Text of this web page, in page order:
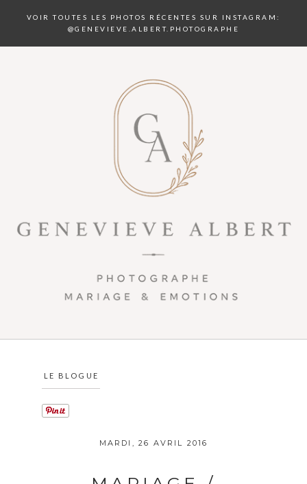
VOIR TOUTES LES PHOTOS RÉCENTES SUR INSTAGRAM:
@GENEVIEVE.ALBERT.PHOTOGRAPHE
LE BLOGUE
MARDI, 26 AVRIL 2016